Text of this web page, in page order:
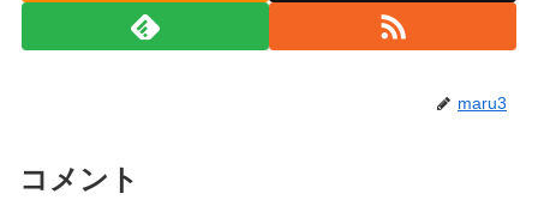
maru3
コメント